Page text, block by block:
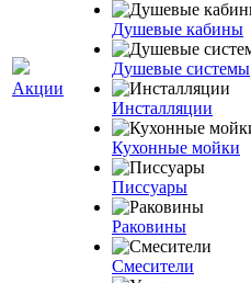
Акции
Душевые кабины
Душевые системы
Инсталляции
Кухонные мойки
Писсуары
Раковины
Смесители